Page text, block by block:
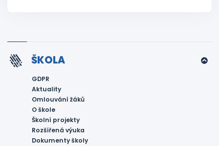
ŠKOLA
GDPR
Aktuality
Omlouvání žáků
O škole
Školní projekty
Rozšířená výuka
Dokumenty školy